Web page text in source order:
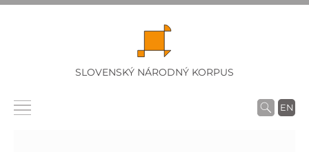
SLOVENSKÝ NÁRODNÝ KORPUS
EN